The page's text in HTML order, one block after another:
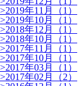
>2019年11月（1）
>2019年10月（1）
>2018年12月（1）
>2018年10月（1）
>2017年11月（1）
>2017年10月（1）
>2017年03月（1）
>2017年02月（2）